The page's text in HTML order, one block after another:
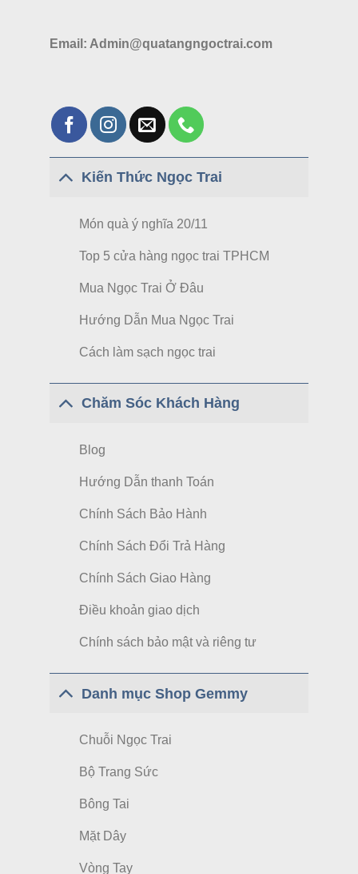
Email: Admin@quatangngoctrai.com
Kiến Thức Ngọc Trai
Món quà ý nghĩa 20/11
Top 5 cửa hàng ngọc trai TPHCM
Mua Ngọc Trai Ở Đâu
Hướng Dẫn Mua Ngọc Trai
Cách làm sạch ngọc trai
Chăm Sóc Khách Hàng
Blog
Hướng Dẫn thanh Toán
Chính Sách Bảo Hành
Chính Sách Đổi Trả Hàng
Chính Sách Giao Hàng
Điều khoản giao dịch
Chính sách bảo mật và riêng tư
Danh mục Shop Gemmy
Chuỗi Ngọc Trai
Bộ Trang Sức
Bông Tai
Mặt Dây
Vòng Tay